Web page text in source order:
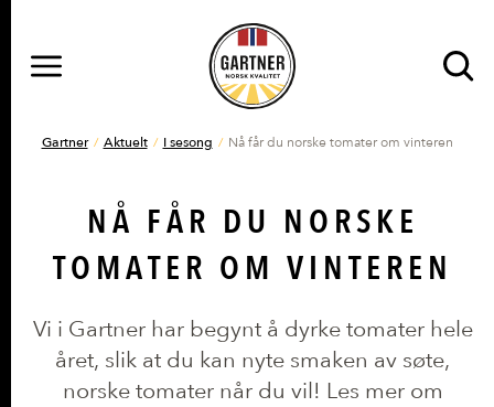
DU ER HER
Gartner Aktuelt I sesong Nå får du norske tomater om vinteren
NÅ FÅR DU NORSKE
TOMATER OM VINTEREN
Vi i Gartner har begynt å dyrke tomater hele
året, slik at du kan nyte smaken av søte,
norske tomater når du vil! Les mer om